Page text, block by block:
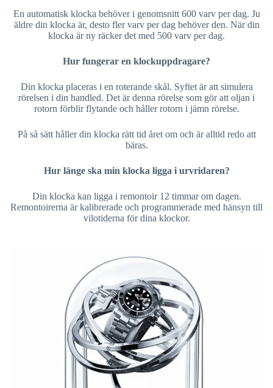
En automatisk klocka behöver i genomsnitt 600 varv per dag. Ju
äldre din klocka är, desto fler varv per dag behöver den. När din
klocka är ny räcker det med 500 varv per dag.
Hur fungerar en klockuppdragare?
Din klocka placeras i en roterande skål. Syftet är att simulera
rörelsen i din handled. Det är denna rörelse som gör att oljan i
rotorn förblir flytande och håller rotorn i jämn rörelse.
På så sätt håller din klocka rätt tid året om och är alltid redo att
bäras.
Hur länge ska min klocka ligga i urvridaren?
Din klocka kan ligga i remontoir 12 timmar om dagen.
Remontoirerna är kalibrerade och programmerade med hänsyn till
vilotiderna för dina klockor.